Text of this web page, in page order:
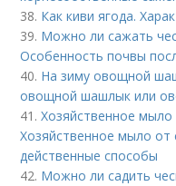
38. Как киви ягода.
39. Можно ли сажать
Особенность почвы
40. На зиму овощной
овощной шашлык или
41.Хозяйственное мыло
Хозяйственное мыло от
действенные способы
42. Можно ли садить